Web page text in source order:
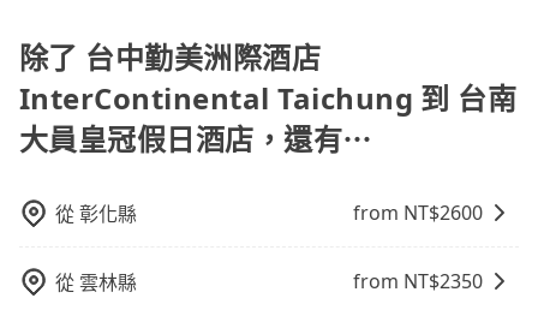
域的限制，實際可停靠的地點與你的上下車地點仍有段
距離，在遇到下雨天或者載行李時，就顯得非常不便。
饋或未來換取免費的住房。台灣人常用的線上訂房平台
有Booking.com、Agoda.com、Hotels.com、
Expedia.com、Trip.com等。正常來說，線上刷卡付款
完後預定就完成，事先不用電話確認空房，事後也不用
或規模較小的飯店，有可能再多平台同時上架而發生超
賣的現象，便有可能到了現場卻沒房可住的窘境，所以
要再人工電話與飯店確認。預訂民宿方面，如不怕麻
以不妨趁早訂購，享受更划算的價格。
除了 台中勤美洲際酒店
InterContinental Taichung 到 台南
大員皇冠假日酒店，還有⋯
從彰化縣 from NT$2600
從雲林縣 from NT$2350